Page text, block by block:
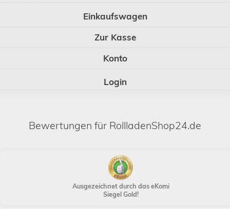
Einkaufswagen
Zur Kasse
Konto
Login
Bewertungen für RollladenShop24.de
Ausgezeichnet durch das eKomi
Siegel Gold!